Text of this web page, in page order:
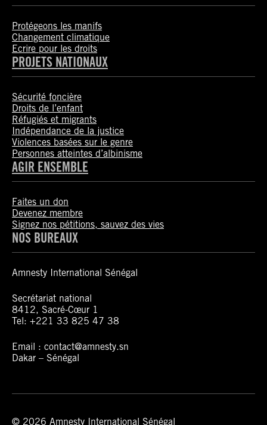
Protégeons les manifs
Changement climatique
Ecrire pour les droits
PROJETS NATIONAUX
Sécurité foncière
Droits de l’enfant
Réfugiés et migrants
Indépendance de la justice
Violences basées sur le genre
Personnes atteintes d’albinisme
AGIR ENSEMBLE
Faites un don
Devenez membre
Signez nos pétitions, sauvez des vies
NOS BUREAUX
Amnesty International Sénégal
Secrétariat national
8412, Sacré-Cœur 1
Tel: +221 33 825 47 38
Email : contact@amnesty.sn
Dakar – Sénégal
© 2026 Amnesty International Sénégal